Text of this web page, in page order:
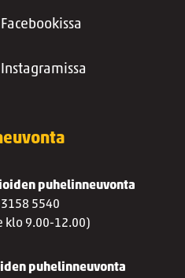
puhelinneuvonta
3158 5540
klo 9.00-12.00)
puhelinneuvonta